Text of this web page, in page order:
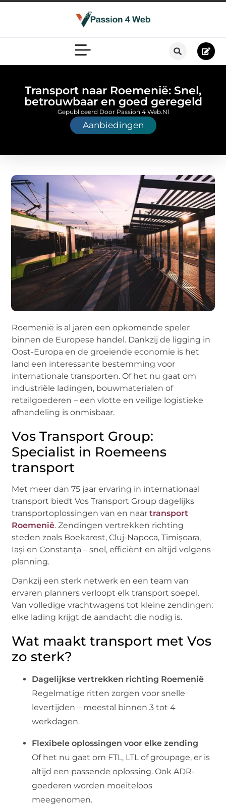
Transport naar Roemenië: Snel,
betrouwbaar en goed geregeld
Aanbiedingen
Gepubliceerd Door Passion 4 Web.nl
Roemenië is al jaren een opkomende speler
binnen de Europese handel. Dankzij de ligging in
Oost-Europa en de groeiende economie is het
land een interessante bestemming voor
internationale transporten. Of het nu gaat om
industriële ladingen, bouwmaterialen of
retailgoederen – een vlotte en veilige logistieke
afhandeling is onmisbaar.
Vos Transport Group:
Specialist in Roemeens
transport
Met meer dan 75 jaar ervaring in internationaal
transport biedt Vos Transport Group dagelijks
transportoplossingen van en naartransport
Roemenië. Zendingen vertrekken richting
steden zoals Boekarest, Cluj-Napoca, Timișoara,
Iași en Constanța – snel, efficiënt en altijd volgens
planning.
Dankzij een sterk netwerk en een team van
ervaren planners verloopt elk transport soepel.
Van volledige vrachtwagens tot kleine zendingen:
elke lading krijgt de aandacht die nodig is.
Wat maakt transport met Vos
zo sterk?
Dagelijkse vertrekken richting Roemenië
Regelmatige ritten zorgen voor snelle
levertijden – meestal binnen 3 tot 4
werkdagen.
Flexibele oplossingen voor elke zending
Of het nu gaat om FTL, LTL of groupage, er is
altijd een passende oplossing. Ook ADR-
goederen worden moeiteloos
meegenomen.